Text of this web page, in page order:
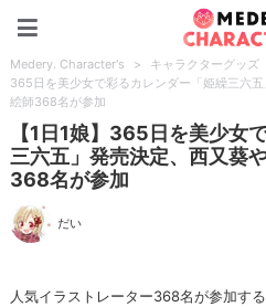
Medery. Character's > キャラクターグッズ
365日を美少女で彩るカレンダー「姫繰三六
絵師368名が参加
【1日1娘】365日を美少女
三六五」発売決定、西又葵
368名が参加
だい
人気イラストレーター368名が参加す